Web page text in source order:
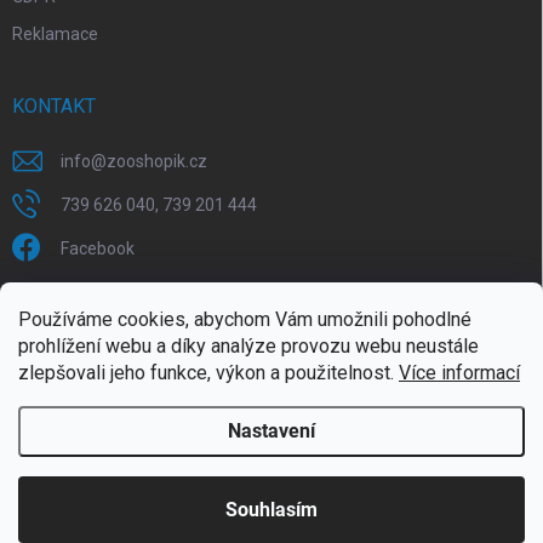
Používáme cookies, abychom Vám umožnili pohodlné
prohlížení webu a díky analýze provozu webu neustále
zlepšovali jeho funkce, výkon a použitelnost. Více informací
Nastavení
Souhlasím
Doprava zdarma od 1799,- (do 30 kg)
Reklamace
KONTAKT
info@zooshopik.cz
739 626 040, 739 201 444
Facebook
FACEBOOK
ZOOshopik
ZOOshopik . Všechna práva vyhrazena.